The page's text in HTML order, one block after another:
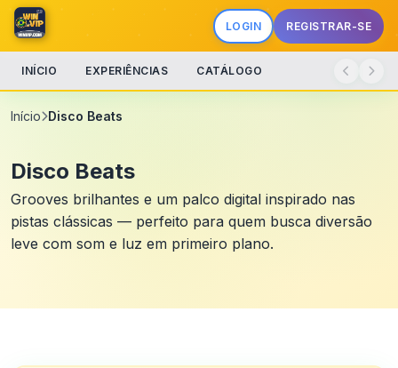
LOGIN REGISTRAR-SE
INÍCIO EXPERIÊNCIAS CATÁLOGO
Início Disco Beats
Disco Beats
Grooves brilhantes e um palco digital inspirado nas
pistas clássicas — perfeito para quem busca diversão
leve com som e luz em primeiro plano.